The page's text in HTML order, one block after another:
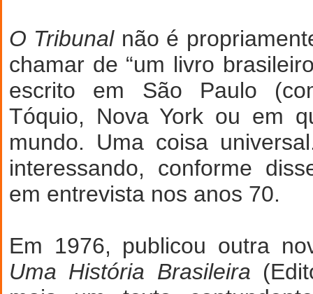
O Tribunalnão é
chamar de “um livro
escrito em São Paulo
Tóquio, Nova York ou em
mundo. Uma coisa
interessando, conforme
em entrevista nos anos 70.
Em 1976, publicou outra
Uma História Brasileira